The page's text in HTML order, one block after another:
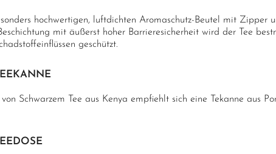
hochwertigen, luftdichten Aromaschutz-Beutel mit Zipper
mit äußerst hoher Barrieresicherheit wird der Tee
geschützt.
Schwarzem Tee aus Kenya empfiehlt sich eine Tekanne aus